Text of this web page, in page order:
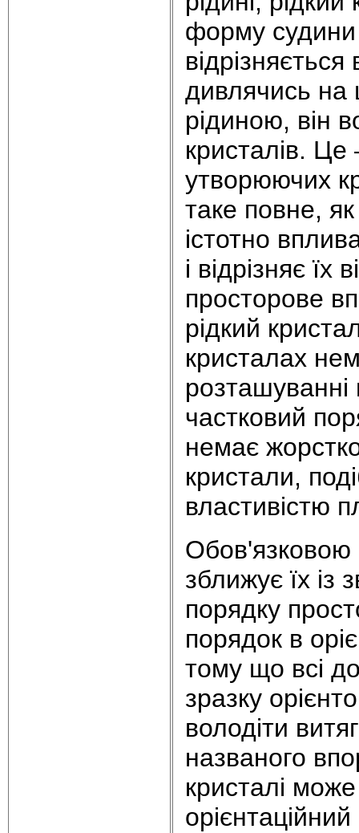
форму судини
дивлячись на
рідиною, він
кристалів.
утворюючих
таке повне,
істотно
і відрізняє
просторове
рідкий
кристалах
розташуванні
частковий
немає
кристали,
властивістю
Обов'язковою
зближує їх із
порядку
порядок в
тому що всі
зразку
володіти
названого
кристалі